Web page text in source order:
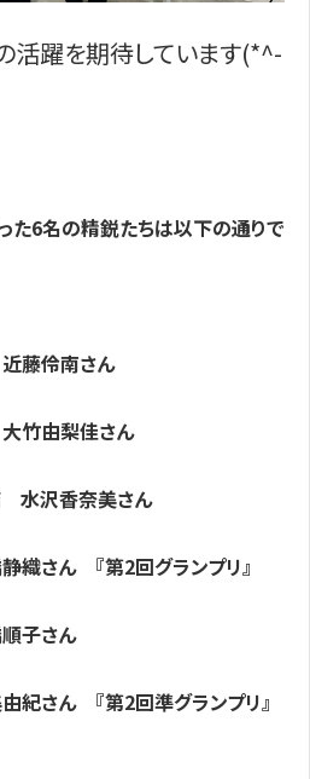
活躍を期待しています(*^-
た6名の精鋭たちは以下の通りで
近藤伶南さん
大竹由梨佳さん
水沢香奈美さん
さん 『第2回グランプリ』
子さん
さん 『第2回準グランプリ』